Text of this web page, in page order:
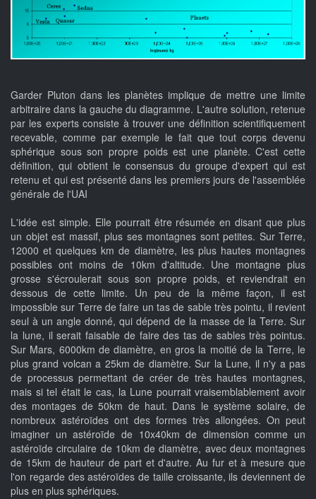
Garder Pluton dans les planètes implique de mettre une limite
arbitraire dans la gauche du diagramme. L'autre solution, retenue
par les experts consiste à trouver une définition scientifiquement
recevable, comme par exemple le fait que tout corps devenu
sphérique sous son propre poids est une planète. C'est cette
définition, qui obtient le consensus du groupe d'expert qui est
retenu et qui est présenté dans les premiers jours de l'assemblée
générale de l'UAI
L'idée est simple. Elle pourrait être résumée en disant que plus
un objet est massif, plus ses montagnes sont petites. Sur Terre,
12000 et quelques km de diamètre, les plus hautes montagnes
possibles ont moins de 10km d'altitude. Une montagne plus
grosse s'écroulerait sous son propre poids, et reviendrait en
dessous de cette limite. Un peu de la même façon, il est
impossible sur Terre de faire un tas de sable très pointu, il revient
seul à un angle donné, qui dépend de la masse de la Terre. Sur
la lune, il serait faisable de faire des tas de sables très pointus.
Sur Mars, 6000km de diamètre, en gros la moitié de la Terre, le
plus grand volcan a 25km de diamètre. Sur la Lune, il n'y a pas
de processus permettant de créer de très hautes montagnes,
mais si tel était le cas, la Lune pourrait vraisemblablement avoir
des montages de 50km de haut. Dans le système solaire, de
nombreux astéroïdes ont des formes très allongées. On peut
imaginer un astéroïde de 10x40km de dimension comme un
astéroïde circulaire de 10km de diamètre, avec deux montagnes
de 15km de hauteur de part et d'autre. Au fur et à mesure que
l'on regarde des astéroïdes de taille croissante, ils deviennent de
plus en plus sphériques.